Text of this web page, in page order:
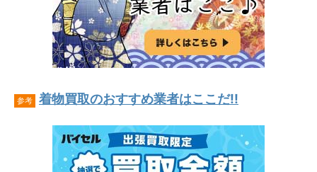
参考 着物買取のおすすめ業者はここだ!!